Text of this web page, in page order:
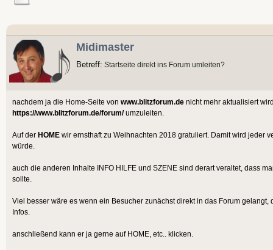
Midimaster
Betreff: Startseite direkt ins Forum umleiten?
nachdem ja die Home-Seite von www.blitzforum.de nicht mehr aktualisiert
https://www.blitzforum.de/forum/umzuleiten.
Auf der HOME wir ernsthaft zu Weihnachten 2018 gratuliert. Damit wird jeder
würde.
auch die anderen Inhalte INFO HILFE und SZENE sind derart veraltet, dass
sollte.
Viel besser wäre es wenn ein Besucher zunächst direkt in das Forum
Infos.
anschließend kann er ja gerne auf HOME, etc.. klicken.